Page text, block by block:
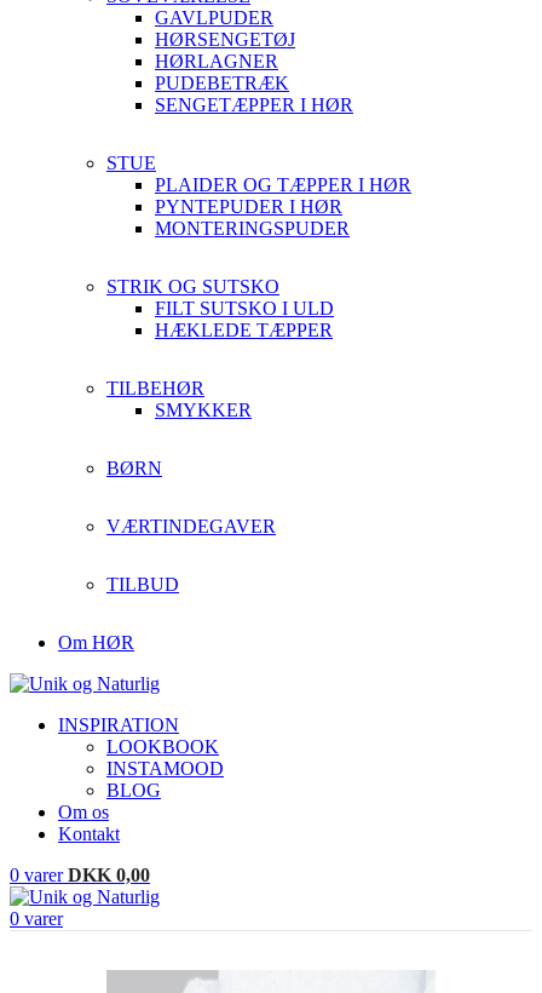
GAVLPUDER
HØRSENGETØJ
HØRLAGNER
PUDEBETRÆK
SENGETÆPPER I HØR
STUE
PLAIDER OG TÆPPER I HØR
PYNTEPUDER I HØR
MONTERINGSPUDER
STRIK OG SUTSKO
FILT SUTSKO I ULD
HÆKLEDE TÆPPER
TILBEHØR
SMYKKER
BØRN
VÆRTINDEGAVER
TILBUD
Om HØR
INSPIRATION
LOOKBOOK
INSTAMOOD
BLOG
Om os
Kontakt
0 varer DKK 0,00
0 varer